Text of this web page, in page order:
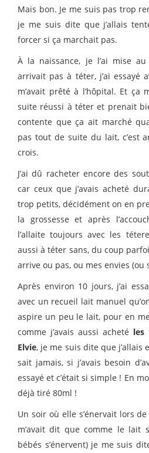
Mais bon. Je me suis pas trop
je me suis dite que j’allais
forcer si ça marchait pas.
À la naissance, je l’ai mise
arrivait pas à téter, j’ai essayé
m’avait prêté à l’hôpital. Et
suite réussi à téter et prenait
contente que ça ait marché
pas tout de suite du lait, c’est
crois.
J’ai dû racheter encore des
car ceux que j’avais acheté
trop petits, décidément on en
la grossesse et après
l’allaite toujours avec les
aussi à téter sans, du coup
arrive ou pas, ou mes envies (ou
Après environ 10 jours, j’ai
avec un recueil lait manuel
aspire un peu le lait, pour en
comme j’avais aussi acheté les
Elvie, je me suis dite que j’allais
sait jamais, si j’avais besoin
essayé et c’était si simple ! En
déjà tiré 80ml !
Un soir où elle s’énervait lors
m’avait dit que comme le lait
bébés s’énervent) je me suis